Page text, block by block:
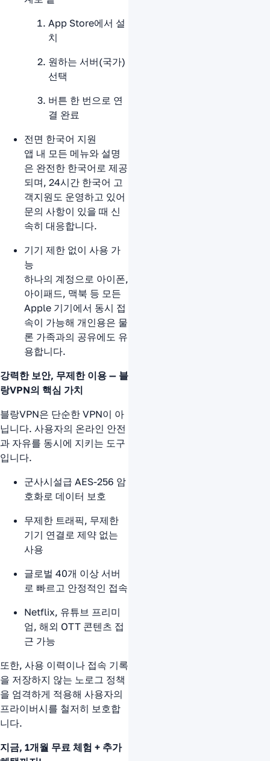
App Store에서 설
치
원하는 서버(국가)
선택
버튼 한 번으로 연
결 완료
전면 한국어 지원
앱 내 모든 메뉴와 설명
은 완전한 한국어로 제공
되며, 24시간 한국어 고
객지원도 운영하고 있어
문의 사항이 있을 때 신
속히 대응합니다.
기기 제한 없이 사용 가
능
하나의 계정으로 아이폰,
아이패드, 맥북 등 모든
Apple 기기에서 동시 접
속이 가능해 개인용은 물
론 가족과의 공유에도 유
용합니다.
강력한 보안, 무제한 이용 — 블
랑VPN의 핵심 가치
블랑VPN은 단순한 VPN이 아
닙니다. 사용자의 온라인 안전
과 자유를 동시에 지키는 도구
입니다.
군사시설급 AES-256 암
호화로 데이터 보호
무제한 트래픽, 무제한
기기 연결로 제약 없는
사용
글로벌 40개 이상 서버
로 빠르고 안정적인 접속
Netflix, 유튜브 프리미
엄, 해외 OTT 콘텐츠 접
근 가능
또한, 사용 이력이나 접속 기록
을 저장하지 않는 노로그 정책
을 엄격하게 적용해 사용자의
프라이버시를 철저히 보호합
니다.
지금, 1개월 무료 체험 + 추가